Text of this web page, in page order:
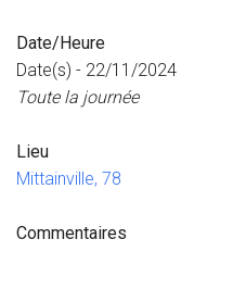
Date/Heure
Date(s) - 22/11/2024
Toute la journée
Lieu
Mittainville, 78
Commentaires